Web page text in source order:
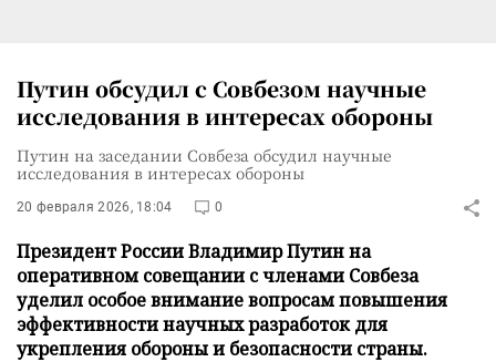
Путин обсудил с Совбезом научные
исследования в интересах обороны
Путин на заседании Совбеза обсудил научные
исследования в интересах обороны
20 февраля 2026, 18:04 0
Президент России Владимир Путин на
оперативном совещании с членами Совбеза
уделил особое внимание вопросам повышения
эффективности научных разработок для
укрепления обороны и безопасности страны.